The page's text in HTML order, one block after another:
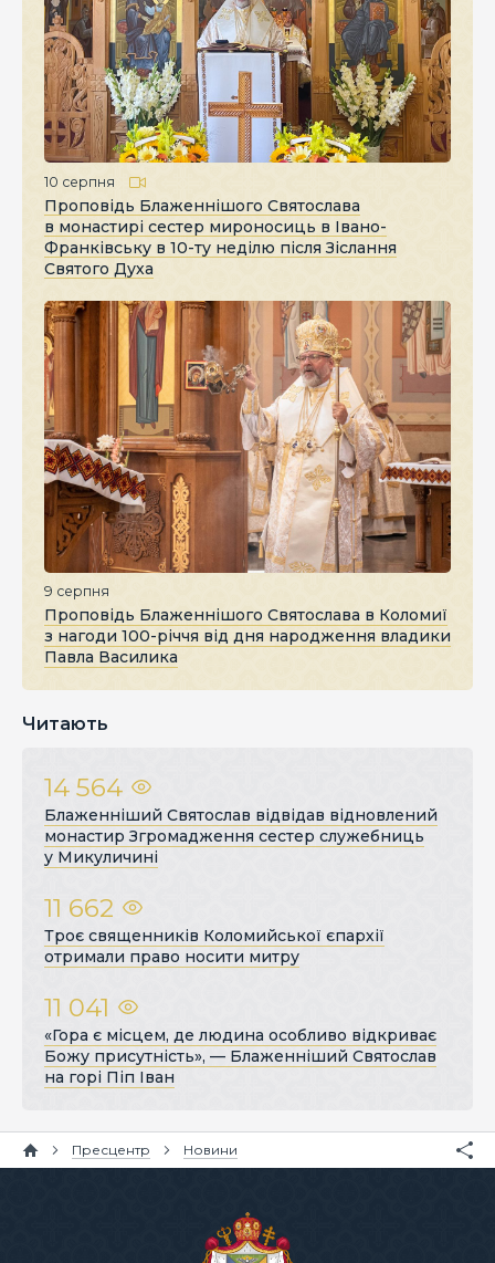
10 серпня
Проповідь Блаженнішого Святослава
в монастирі сестер мироносиць в Івано-
Франківську в 10-ту неділю після Зіслання
Святого Духа
9 серпня
Проповідь Блаженнішого Святослава в Коломиї
з нагоди 100-річчя від дня народження владики
Павла Василика
Читають
14 564
Блаженніший Святослав відвідав відновлений
монастир Згромадження сестер служебниць
у Микуличині
11 662
Троє священників Коломийської єпархії
отримали право носити митру
11 041
«Гора є місцем, де людина особливо відкриває
Божу присутність», — Блаженніший Святослав
на горі Піп Іван
Пресцентр Новини